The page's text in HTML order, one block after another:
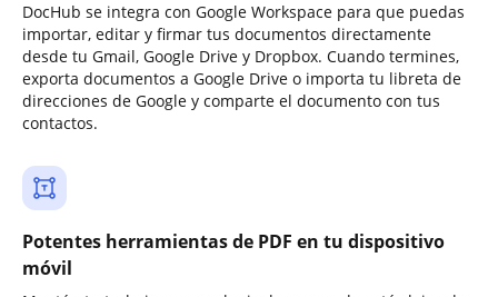
DocHub se integra con Google Workspace para que puedas
importar, editar y firmar tus documentos directamente
desde tu Gmail, Google Drive y Dropbox. Cuando termines,
exporta documentos a Google Drive o importa tu libreta de
direcciones de Google y comparte el documento con tus
contactos.
Potentes herramientas de PDF en tu dispositivo
móvil